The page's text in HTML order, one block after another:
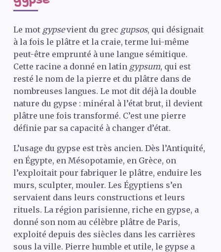
Le mot gypsevient du grec gupsos, qui désignait
à la fois le plâtre et la craie, terme lui-même
peut-être emprunté à une langue sémitique.
Cette racine a donné en latin gypsum, qui est
resté le nom de la pierre et du plâtre dans de
nombreuses langues. Le mot dit déjà la double
nature du gypse : minéral à l’état brut, il devient
plâtre une fois transformé. C’est une pierre
définie par sa capacité à changer d’état.
L’usage du gypse est très ancien. Dès l’Antiquité,
en Égypte, en Mésopotamie, en Grèce, on
l’exploitait pour fabriquer le plâtre, enduire les
murs, sculpter, mouler. Les Égyptiens s’en
servaient dans leurs constructions et leurs
rituels. La région parisienne, riche en gypse, a
donné son nom au célèbre plâtre de Paris,
exploité depuis des siècles dans les carrières
sous la ville. Pierre humble et utile, le gypse a